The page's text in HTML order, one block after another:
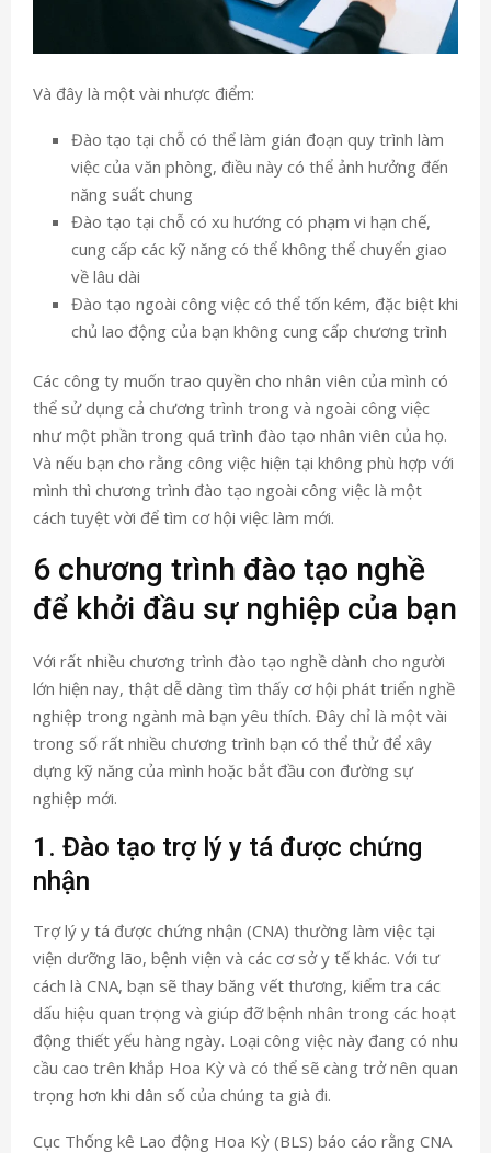
Và đây là một vài nhược điểm:
Đào tạo tại chỗ có thể làm gián đoạn quy trình làm
việc của văn phòng, điều này có thể ảnh hưởng đến
năng suất chung
Đào tạo tại chỗ có xu hướng có phạm vi hạn chế,
cung cấp các kỹ năng có thể không thể chuyển giao
về lâu dài
Đào tạo ngoài công việc có thể tốn kém, đặc biệt khi
chủ lao động của bạn không cung cấp chương trình
Các công ty muốn trao quyền cho nhân viên của mình có
thể sử dụng cả chương trình trong và ngoài công việc
như một phần trong quá trình đào tạo nhân viên của họ.
Và nếu bạn cho rằng công việc hiện tại không phù hợp với
mình thì chương trình đào tạo ngoài công việc là một
cách tuyệt vời để tìm cơ hội việc làm mới.
6 chương trình đào tạo nghề
để khởi đầu sự nghiệp của bạn
Với rất nhiều chương trình đào tạo nghề dành cho người
lớn hiện nay, thật dễ dàng tìm thấy cơ hội phát triển nghề
nghiệp trong ngành mà bạn yêu thích. Đây chỉ là một vài
trong số rất nhiều chương trình bạn có thể thử để xây
dựng kỹ năng của mình hoặc bắt đầu con đường sự
nghiệp mới.
1. Đào tạo trợ lý y tá được chứng
nhận
Trợ lý y tá được chứng nhận (CNA) thường làm việc tại
viện dưỡng lão, bệnh viện và các cơ sở y tế khác. Với tư
cách là CNA, bạn sẽ thay băng vết thương, kiểm tra các
dấu hiệu quan trọng và giúp đỡ bệnh nhân trong các hoạt
động thiết yếu hàng ngày. Loại công việc này đang có nhu
cầu cao trên khắp Hoa Kỳ và có thể sẽ càng trở nên quan
trọng hơn khi dân số của chúng ta già đi.
Cục Thống kê Lao động Hoa Kỳ (BLS) báo cáo rằng CNA